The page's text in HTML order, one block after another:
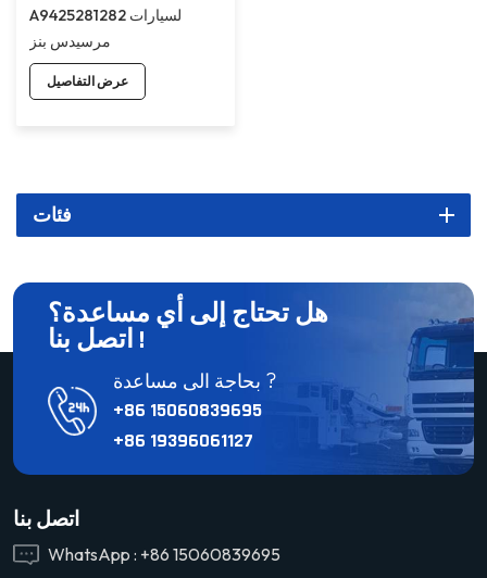
A9425281282 لسيارات
مرسيدس بنز
عرض التفاصيل
فئات
هل تحتاج إلى أي مساعدة؟
اتصل بنا !
بحاجة الى مساعدة ?
+86 15060839695
+86 19396061127
اتصل بنا
WhatsApp : +86 15060839695